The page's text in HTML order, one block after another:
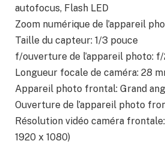
autofocus, Flash LED
Zoom numérique de l’appareil
Taille du capteur: 1/3 pouce
f/ouverture de l’appareil photo: f/
Longueur focale de caméra: 28
Appareil photo frontal: Grand
Ouverture de l’appareil photo
Résolution vidéo caméra
1920 x 1080)